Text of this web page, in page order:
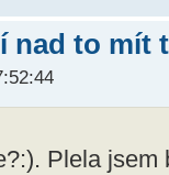
nad to mít
Plela jsem